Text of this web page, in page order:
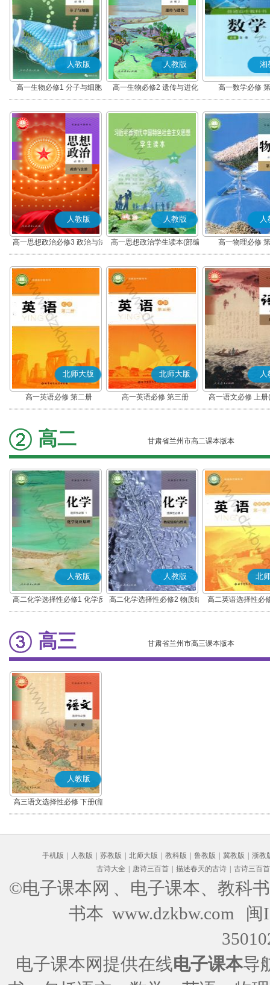
人教版
高一生物必修1 分子与细胞
人教版
高一生物必修2 遗传与进化
湘
高一数学必修
人教版
高一思想政治必修3 政治与法
治(部编版)
人教版
高一思想政治学生读本(部编
版)
人
高一物理必修
北师大版
高一英语必修 第二册
北师大版
高一英语必修 第三册
人
高一语文必修 上
高二 甘肃省兰州市高二课本版本
人教版
高二化学选择性必修1 化学反
应原理
人教版
高二化学选择性必修2 物质结
构与性质
北
高二英语选择性必
高三 甘肃省兰州市高三课本版本
人教版
高三语文选择性必修 下册(部
编版)
手机版 人教版 苏教版 北师大版 教科版 鲁教版 冀教版
浙教
古诗大全
唐诗三百首 描述春天的古诗 古诗三百首
©电子课本网 、电子课本、教科
书本 www.dzkbw.com
闽
电子课本网提供在线电子课本导